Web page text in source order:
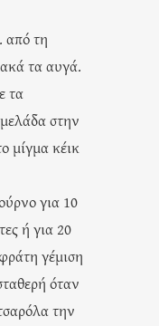
από τη
τα αυγά.
τα
στην
μίγμα κέικ
για 10
ή για 20
γέμιση
όταν
την